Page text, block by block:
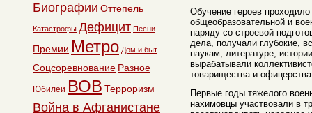
Обучение героев
общеобразовательной и
наряду со строевой
дела, получали глубокие,
наукам, литературе,
вырабатывали
товарищества и
Первые годы тяжелого
нахимовцы участвовали в
Биографии Оттепель
Катастрофы Дефицит Песни
Премии Метро Дом и быт
Соцсоревнование Разное
Юбилеи ВОВ Терроризм
Война в Афганистане